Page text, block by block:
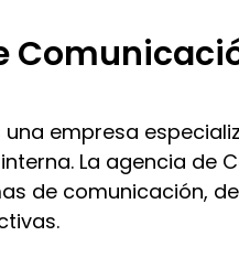
empresa
La agencia de
de comunicación,